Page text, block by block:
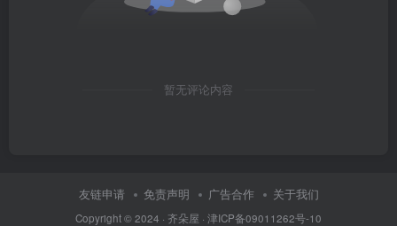
暂无评论内容
友链申请 免责声明 广告合作 关于我们
Copyright © 2024 · 齐朵屋 · 津ICP备09011262号-10